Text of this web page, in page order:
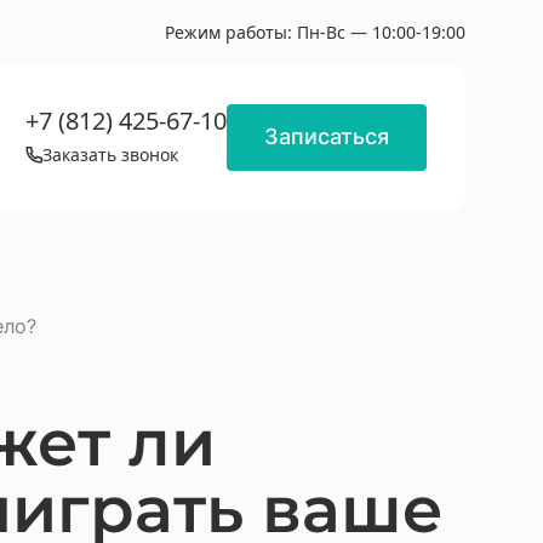
Режим работы: Пн-Вс — 10:00-19:00
+7 (812) 425-67-10
Заказать звонок
Записаться
ли
ваше